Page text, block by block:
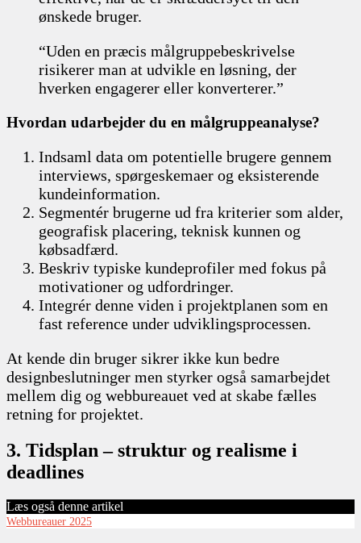
ønskede bruger.
“Uden en præcis målgruppebeskrivelse
risikerer man at udvikle en løsning, der
hverken engagerer eller konverterer.”
Hvordan udarbejder du en målgruppeanalyse?
Indsaml data om potentielle brugere gennem
interviews, spørgeskemaer og eksisterende
kundeinformation.
Segmentér brugerne ud fra kriterier som alder,
geografisk placering, teknisk kunnen og
købsadfærd.
Beskriv typiske kundeprofiler med fokus på
motivationer og udfordringer.
Integrér denne viden i projektplanen som en
fast reference under udviklingsprocessen.
At kende din bruger sikrer ikke kun bedre
designbeslutninger men styrker også samarbejdet
mellem dig og webbureauet ved at skabe fælles
retning for projektet.
3. Tidsplan – struktur og realisme i
deadlines
Læs også denne artikel
Webbureauer 2025